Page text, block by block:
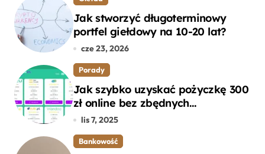
Jak stworzyć długoterminowy
portfel giełdowy na 10-20 lat?
cze 23, 2026
Porady
Jak szybko uzyskać pożyczkę 300
zł online bez zbędnych
formalności?
lis 7, 2025
Bankowość